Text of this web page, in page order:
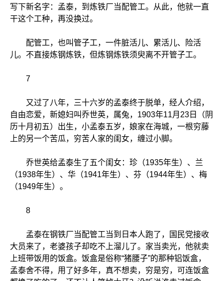
写下新名字：孟泰，到炼铁厂当配管工。从此，他就一直
干这个工种，再没换过。
配管工，也叫管子工，一件脏活儿、累活儿、险活
儿。不直接炼钢炼铁，但炼钢炼铁须臾离不开管子工。
7
又过了八年，三十六岁的孟泰终于脱单，经人介绍，
自由恋爱，新媳妇叫乔世英，属兔，1903年11月23日（阴
历十月初五）出生，小孟泰五岁，娘家在海城，一根穷藤
上的另一个苦瓜，穷苦人家的闺女，缠过小脚。
乔世英给孟泰生了五个闺女：珍（1935年生）、兰
（1938年生）、华（1941年生）、芬（1944年生）、梅
（1949年生）。
8
孟泰在钢铁厂当配管工当到日本人跑了，国民党接收
大员来了，老婆孩子却吃不上溜儿了。家当卖光，他就卖
上班带饭用的饭盒。饭盒是俗称“猪腰子”的那种铝饭盒，
孟泰舍不得，用了好多年，真不想卖，穷是穷，可连饭盒